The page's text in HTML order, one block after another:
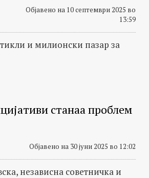
Објавено на 10 септември 2025 во
13:59
и милионски пазар за
станаа проблем
Објавено на 30 јуни 2025 во 12:02
независна советничка и